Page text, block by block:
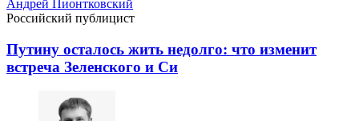
Андрей Пионтковский
Российский публицист
Путину осталось жить недолго: что изменит
встреча Зеленского и Си